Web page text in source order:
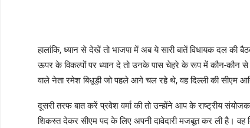
हालांकि, ध्यान से देखें तो भाजपा में अब ये सारी बातें विधायक दल की
ऊपर के विकल्पों पर ध्यान दे तो उनके पास चेहरे के रूप में कौन-कौन
वाले नेता रमेश बिधूड़ी जो पहले आगे चल रहे थे, वह दिल्ली की सीएम
दूसरी तरफ बात करें प्रवेश वर्मा की तो उन्होंने आप के राष्ट्रीय
शिकस्त देकर सीएम पद के लिए अपनी दावेदारी मजबूत कर ली है। वह